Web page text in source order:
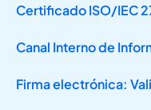
Certificado ISO/IEC
Canal Interno de
Firma electrónica: